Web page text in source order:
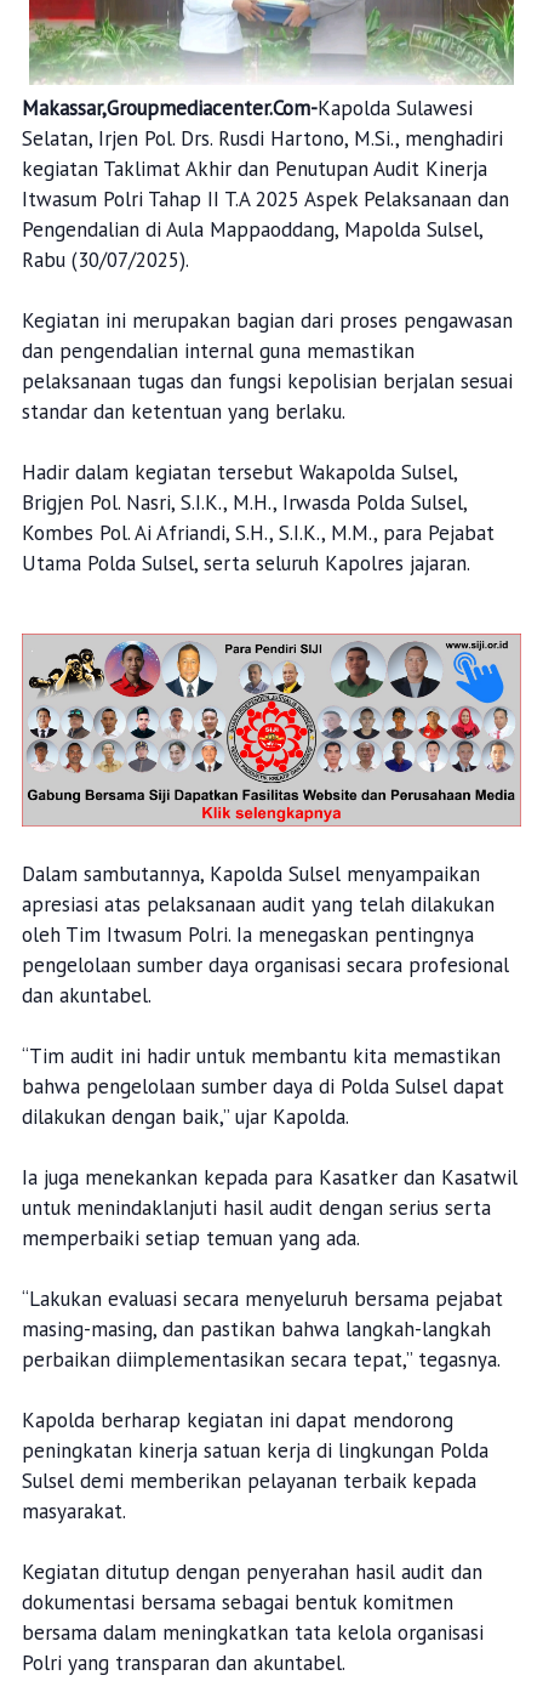
Makassar,Groupmediacenter.Com-Kapolda Sulawesi
Selatan, Irjen Pol. Drs. Rusdi Hartono, M.Si., menghadiri
kegiatan Taklimat Akhir dan Penutupan Audit Kinerja
Itwasum Polri Tahap II T.A 2025 Aspek Pelaksanaan dan
Pengendalian di Aula Mappaoddang, Mapolda Sulsel,
Rabu (30/07/2025).
Kegiatan ini merupakan bagian dari proses pengawasan
dan pengendalian internal guna memastikan
pelaksanaan tugas dan fungsi kepolisian berjalan sesuai
standar dan ketentuan yang berlaku.
Hadir dalam kegiatan tersebut Wakapolda Sulsel,
Brigjen Pol. Nasri, S.I.K., M.H., Irwasda Polda Sulsel,
Kombes Pol. Ai Afriandi, S.H., S.I.K., M.M., para Pejabat
Utama Polda Sulsel, serta seluruh Kapolres jajaran.
Dalam sambutannya, Kapolda Sulsel menyampaikan
apresiasi atas pelaksanaan audit yang telah dilakukan
oleh Tim Itwasum Polri. Ia menegaskan pentingnya
pengelolaan sumber daya organisasi secara profesional
dan akuntabel.
“Tim audit ini hadir untuk membantu kita memastikan
bahwa pengelolaan sumber daya di Polda Sulsel dapat
dilakukan dengan baik,” ujar Kapolda.
Ia juga menekankan kepada para Kasatker dan Kasatwil
untuk menindaklanjuti hasil audit dengan serius serta
memperbaiki setiap temuan yang ada.
“Lakukan evaluasi secara menyeluruh bersama pejabat
masing-masing, dan pastikan bahwa langkah-langkah
perbaikan diimplementasikan secara tepat,” tegasnya.
Kapolda berharap kegiatan ini dapat mendorong
peningkatan kinerja satuan kerja di lingkungan Polda
Sulsel demi memberikan pelayanan terbaik kepada
masyarakat.
Kegiatan ditutup dengan penyerahan hasil audit dan
dokumentasi bersama sebagai bentuk komitmen
bersama dalam meningkatkan tata kelola organisasi
Polri yang transparan dan akuntabel.